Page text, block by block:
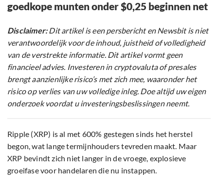
goedkope munten onder $0,25 beginnen net
Disclaimer:Dit artikel is een persbericht en Newsbit is niet
verantwoordelijk voor de inhoud, juistheid of volledigheid
van de verstrekte informatie. Dit artikel vormt geen
financieel advies. Investeren in cryptovaluta of presales
brengt aanzienlijke risico’s met zich mee, waaronder het
risico op verlies van uw volledige inleg. Doe altijd uw eigen
onderzoek voordat u investeringsbeslissingen neemt.
Ripple (XRP) is al met 600% gestegen sinds het herstel
begon, wat lange termijnhouders tevreden maakt. Maar
XRP bevindt zich niet langer in de vroege, explosieve
groeifase voor handelaren die nu instappen.